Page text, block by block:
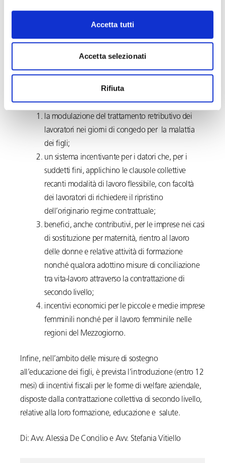
Accetta tutti
Accetta selezionati
Rifiuta
Conciliazione vita-lavoro e lavoro femminile (art. 4)
migliore gestione dei tempi tra la vita privata e quella
professionale prevedendo:
la modulazione del trattamento retributivo dei
lavoratori nei giorni di congedo per la malattia
dei figli;
un sistema incentivante per i datori che, per i
suddetti fini, applichino le clausole collettive
recanti modalità di lavoro flessibile, con facoltà
dei lavoratori di richiedere il ripristino
dell’originario regime contrattuale;
benefici, anche contributivi, per le imprese nei casi
di sostituzione per maternità, rientro al lavoro
delle donne e relative attività di formazione
nonché qualora adottino misure di conciliazione
tra vita-lavoro attraverso la contrattazione di
secondo livello;
incentivi economici per le piccole e medie imprese
femminili nonché per il lavoro femminile nelle
regioni del Mezzogiorno.
Infine, nell’ambito delle misure di sostegno
all’educazione dei figli, è prevista l’introduzione (entro 12
mesi) di incentivi fiscali per le forme di welfare aziendale,
disposte dalla contrattazione collettiva di secondo livello,
relative alla loro formazione, educazione e salute.
Di: Avv. Alessia De Concilio e Avv. Stefania Vitiello